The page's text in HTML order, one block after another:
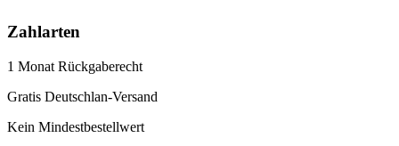
Zahlarten
1 Monat Rückgaberecht
Gratis Deutschlan-Versand
Kein Mindestbestellwert